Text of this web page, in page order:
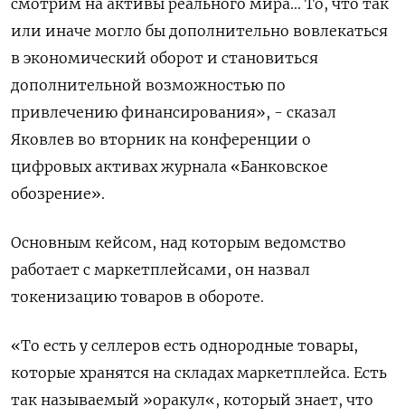
или иначе могло бы дополнительно вовлекаться
в экономический оборот и становиться
дополнительной возможностью по
привлечению финансирования», - сказал
Яковлев во ​вторник на конференции о
цифровых активах журнала «Банковское
обозрение».
Основным кейсом, над которым ведомство
работает с маркетплейсами, он ‌назвал
токенизацию товаров в обороте.
«То есть у селлеров есть однородные товары,
которые хранятся на складах ​маркетплейса. Есть
так называемый »оракул«, который знает, что